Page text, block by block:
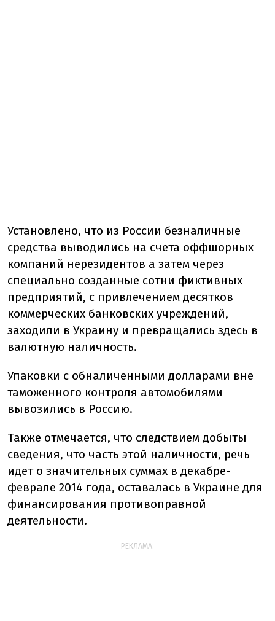
Установлено, что из России безналичные
средства выводились на счета оффшорных
компаний нерезидентов а затем через
специально созданные сотни фиктивных
предприятий, с привлечением десятков
коммерческих банковских учреждений,
заходили в Украину и превращались здесь в
валютную наличность.
Упаковки с обналиченными долларами вне
таможенного контроля автомобилями
вывозились в Россию.
Также отмечается, что следствием добыты
сведения, что часть этой наличности, речь
идет о значительных суммах в декабре-
феврале 2014 года, оставалась в Украине для
финансирования противоправной
деятельности.
РЕКЛАМА: